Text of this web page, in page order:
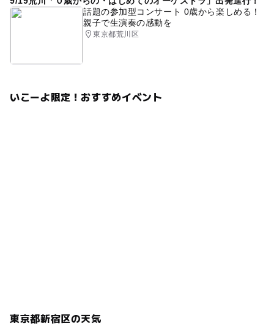
話題の参加型コンサート 0歳から楽しめる！
親子で生演奏の感動を
東京都荒川区
いこーよ限定！おすすめイベント
東京都新宿区の天気